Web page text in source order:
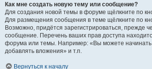
Как мне создать новую тему или сообщение?
Для создания новой темы в форуме щёлкните по
Для размещения сообщения в теме щёлкните по
Возможно, придётся зарегистрироваться, прежде
сообщение. Перечень ваших прав доступа
форума или темы. Например: «Вы можете
добавлять вложения» и т.п.
Вернуться к началу